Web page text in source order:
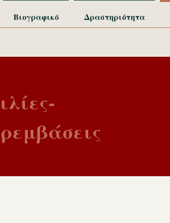
Βιογραφικό Δραστηριότητα